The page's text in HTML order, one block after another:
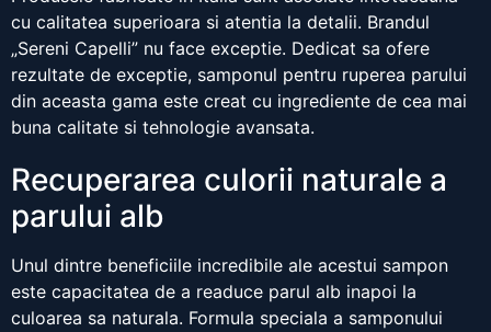
cu calitatea superioara si atentia la detalii. Brandul
„Sereni Capelli” nu face exceptie. Dedicat sa ofere
rezultate de exceptie, samponul pentru ruperea parului
din aceasta gama este creat cu ingrediente de cea mai
buna calitate si tehnologie avansata.
Recuperarea culorii naturale a
parului alb
Unul dintre beneficiile incredibile ale acestui sampon
este capacitatea de a readuce parul alb inapoi la
culoarea sa naturala. Formula speciala a samponului